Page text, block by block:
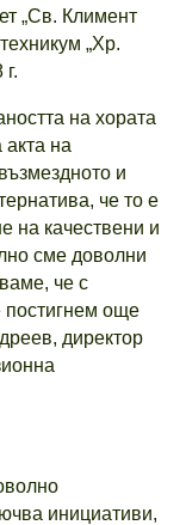
„Св. Климент
„Хр.
на хората
акта на
и
че то е
на качествени и
сме доволни
че с
постигнем още
директор
инициативи,